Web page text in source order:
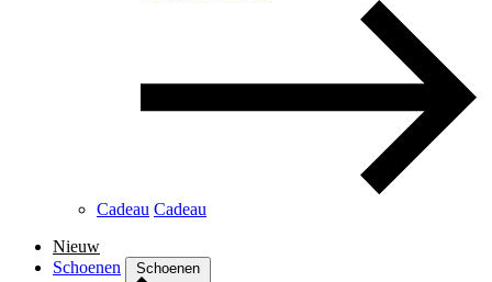
Cadeau Cadeau
Nieuw
Schoenen
Schoenen